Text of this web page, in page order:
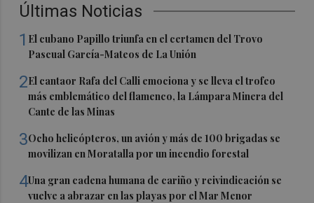
Últimas Noticias
1 El cubano Papillo triunfa en el certamen del Trovo
Pascual García-Mateos de La Unión
2El cantaor Rafa del Calli emociona y se lleva el trofeo
más emblemático del flamenco, la Lámpara Minera del
Cante de las Minas
3Ocho helicópteros, un avión y más de 100 brigadas se
movilizan en Moratalla por un incendio forestal
4Una gran cadena humana de cariño y reivindicación se
vuelve a abrazar en las playas por el Mar Menor